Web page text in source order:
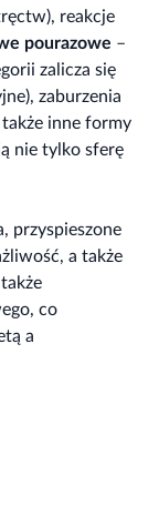
reakcje
pourazowe –
zalicza się
zaburzenia
także inne formy
nie tylko sferę
przyspieszone
a także
co
a